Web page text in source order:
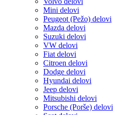
Mini delovi
Peugeot (Pežo) delovi
Mazda delovi
Suzuki delovi
VW delovi
Fiat delovi
Citroen delovi
Dodge delovi
Hyundai delovi
Jeep delovi
Mitsubishi delovi
Porsche (Porše) delovi